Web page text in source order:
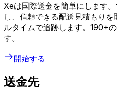
Xeは国際送金を簡単にします
し、信頼できる配送見積もり
ルタイムで追跡します。190+
す。
開始する
送金先